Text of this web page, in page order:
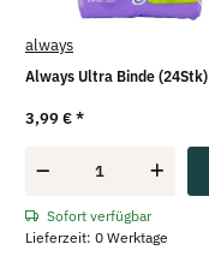
always
Always Ultra Binde (24Stk)
3,99 €*
Sofort verfügbar
Lieferzeit: 0 Werktage